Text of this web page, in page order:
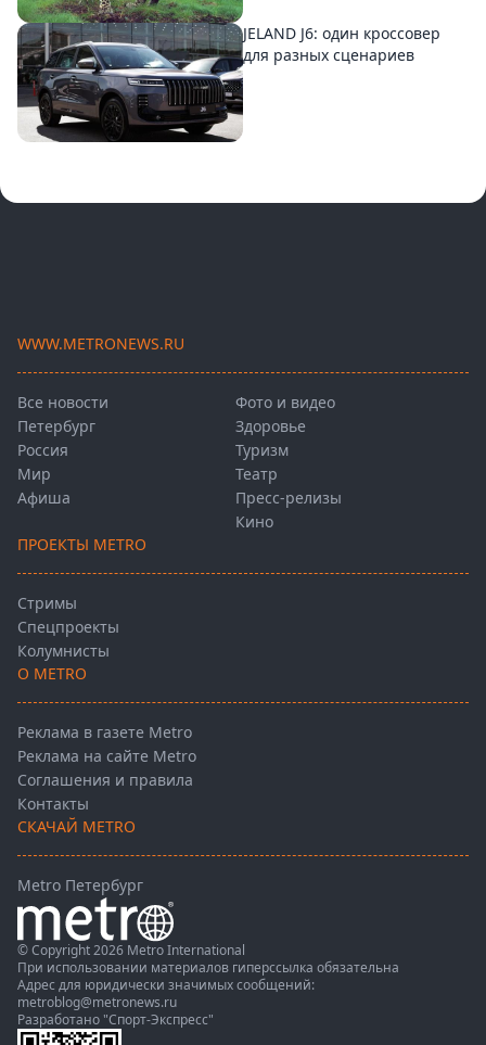
JELAND J6: один кроссовер
для разных сценариев
WWW.METRONEWS.RU
Все новости
Петербург
Россия
Мир
Афиша
Фото и видео
Здоровье
Туризм
Театр
Пресс-релизы
Кино
ПРОЕКТЫ METRO
Стримы
Спецпроекты
Колумнисты
О METRO
Реклама в газете Metro
Реклама на сайте Metro
Соглашения и правила
Контакты
СКАЧАЙ METRO
Metro Петербург
© Copyright 2026 Metro International
При использовании материалов гиперссылка обязательна
Адрес для юридически значимых сообщений:
metroblog@metronews.ru
Разработано "Спорт-Экспресс"